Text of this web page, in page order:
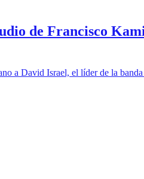
de Francisco
a David Israel, el líder de la